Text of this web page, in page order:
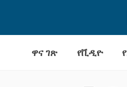
ዋና ገጽ የቪዲዮ